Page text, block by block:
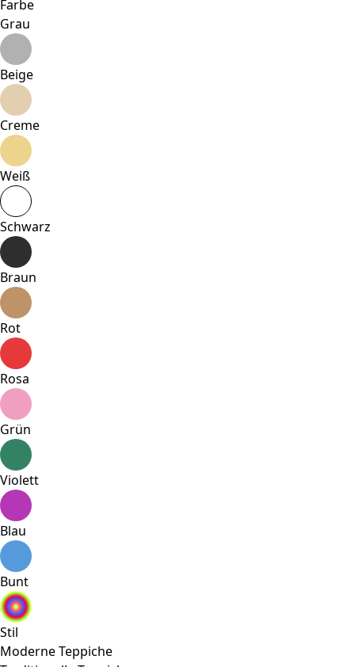
Farbe
Grau
Beige
Creme
Weiß
Schwarz
Braun
Rot
Rosa
Grün
Violett
Blau
Bunt
Stil
Moderne Teppiche